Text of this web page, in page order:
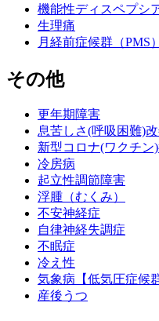
機能性ディスペプシ
生理痛
月経前症候群（PMS）
その他
更年期障害
息苦しさ(呼吸困難)
新型コロナ(ワクチン
冷房病
起立性調節障害
浮腫（むくみ）
不安神経症
自律神経失調症
不眠症
冷え性
気象病【低気圧症候
産後うつ